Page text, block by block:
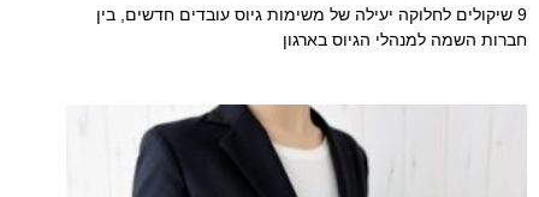
9 שיקולים לחלוקה יעילה של משימות גיוס עובדים חדשים, בין
חברות השמה למנהלי הגיוס בארגון